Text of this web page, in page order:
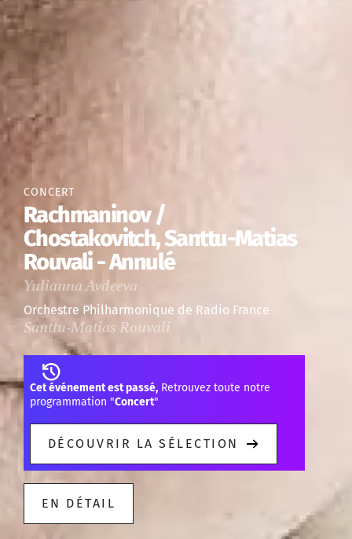
CONCERT
Rachmaninov /
Chostakovitch, Santtu-Matias
Rouvali - Annulé
Yulianna Avdeeva
Orchestre Philharmonique de Radio France
Santtu-Matias Rouvali
Cet événement est passé, Retrouvez toute notre
programmation "Concert"
DÉCOUVRIR LA SÉLECTION
EN DÉTAIL